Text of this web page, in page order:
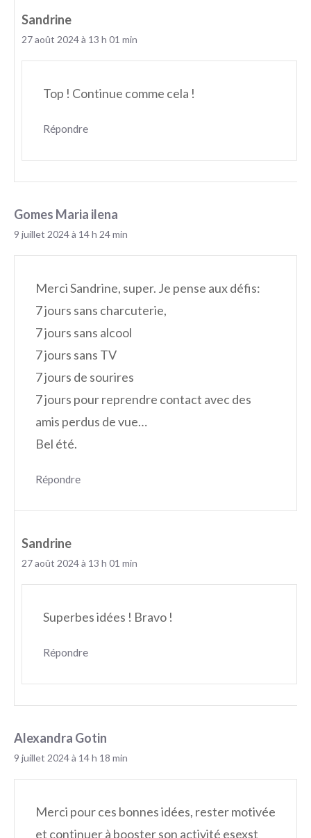
Sandrine
27 août 2024 à 13 h 01 min
Top ! Continue comme cela !
Répondre
Gomes Maria ilena
9 juillet 2024 à 14 h 24 min
Merci Sandrine, super. Je pense aux défis:
7 jours sans charcuterie,
7 jours sans alcool
7 jours sans TV
7 jours de sourires
7 jours pour reprendre contact avec des
amis perdus de vue…
Bel été.
Répondre
Sandrine
27 août 2024 à 13 h 01 min
Superbes idées ! Bravo !
Répondre
Alexandra Gotin
9 juillet 2024 à 14 h 18 min
Merci pour ces bonnes idées, rester motivée
et continuer à booster son activité esexst